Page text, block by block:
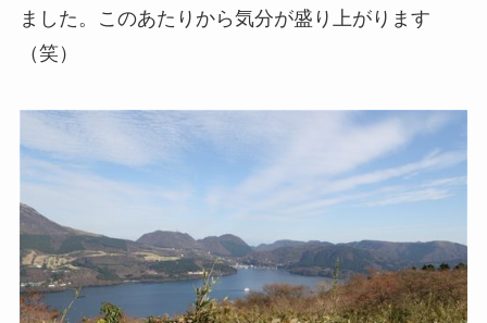
ました。このあたりから気分が盛り上がります
（笑）